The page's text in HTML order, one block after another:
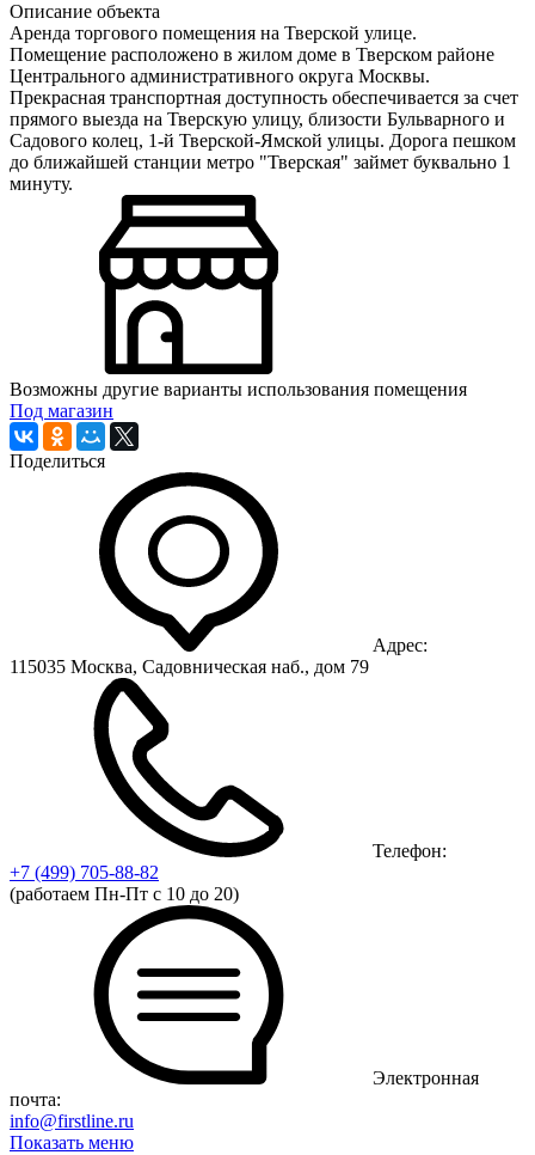
Описание объекта
Аренда торгового помещения на Тверской улице.
Помещение расположено в жилом доме в Тверском районе
Центрального административного округа Москвы.
Прекрасная транспортная доступность обеспечивается за счет
прямого выезда на Тверскую улицу, близости Бульварного и
Садового колец, 1-й Тверской-Ямской улицы. Дорога пешком
до ближайшей станции метро "Тверская" займет буквально 1
минуту.
Возможны другие варианты использования помещения
Под магазин
Поделиться
Адрес:
115035 Москва, Садовническая наб., дом 79
Телефон:
+7 (499) 705-88-82
(работаем Пн-Пт с 10 до 20)
Электронная
почта:
info@firstline.ru
Показать меню